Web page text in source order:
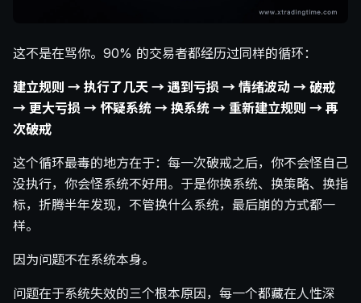
这不是在骂你。90% 的交易者都经历过同样的循环：
建立规则 → 执行了几天 → 遇到亏损 → 情绪波动 → 破戒
→ 更大亏损 → 怀疑系统 → 换系统 → 重新建立规则 → 再
次破戒
这个循环最毒的地方在于：每一次破戒之后，你不会怪自己
没执行，你会怪系统不好用。于是你换系统、换策略、换指
标，折腾半年发现，不管换什么系统，最后崩的方式都一
样。
因为问题不在系统本身。
问题在于系统失效的三个根本原因，每一个都藏在人性深